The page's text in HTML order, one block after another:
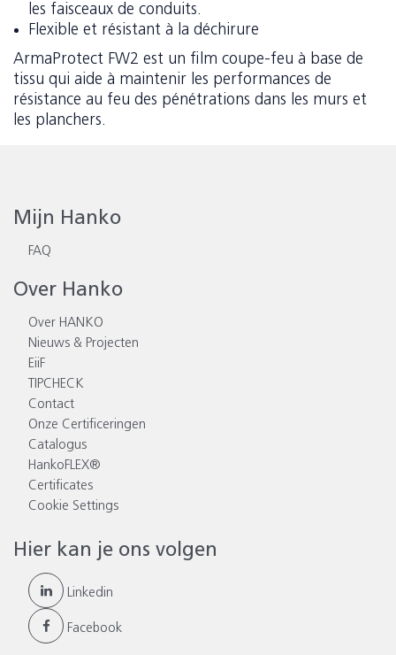
les faisceaux de conduits.
Flexible et résistant à la déchirure
ArmaProtect FW2 est un film coupe-feu à base de
tissu qui aide à maintenir les performances de
résistance au feu des pénétrations dans les murs et
les planchers.
Mijn Hanko
FAQ
Over Hanko
Over HANKO
Nieuws & Projecten
EiiF
TIPCHECK
Contact
Onze Certificeringen
Catalogus
HankoFLEX®
Certificates
Cookie Settings
Hier kan je ons volgen
Linkedin
Facebook